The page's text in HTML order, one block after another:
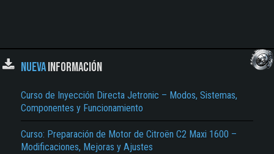
NUEVAINFORMACIÓN
Curso de Inyección Directa Jetronic – Modos, Sistemas,
Componentes y Funcionamiento
Curso: Preparación de Motor de Citroën C2 Maxi 1600 –
Modificaciones, Mejoras y Ajustes